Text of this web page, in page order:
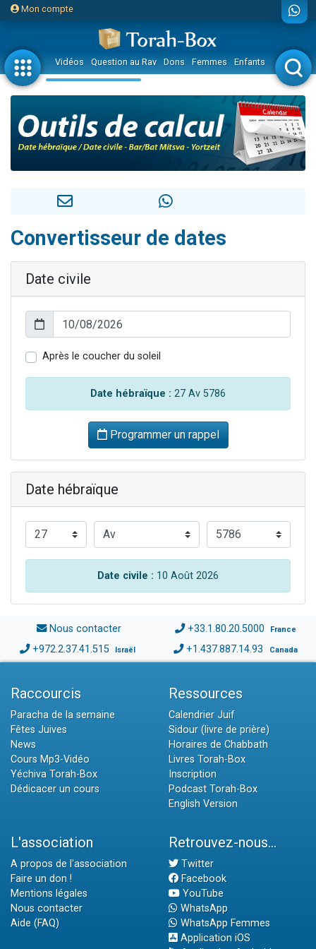
Mon compte
Vidéos Question au Rav Dons Femmes Enfants Etude sur
Convertisseur de dates
Date civile
Après le coucher du soleil
Date hébraïque : 27 Av 5786
Programmer un rappel
Date hébraïque
Date civile : 10 Août 2026
Nous contacter +33.1.80.20.5000 France
+972.2.37.41.515 Israël +1.437.887.14.93 Canada
Raccourcis
Paracha de la semaine
Fêtes Juives
News
Cours Mp3-Vidéo
Yéchiva Torah-Box
Dédicacer un cours
Ressources
Calendrier Juif
Sidour (livre de prière)
Horaires de Chabbath
Livres Torah-Box
Inscription
Podcast Torah-Box
English Version
L'association
A propos de l'association
Faire un don !
Mentions légales
Nous contacter
Aide (FAQ)
Retrouvez-nous...
Twitter
Facebook
YouTube
WhatsApp
WhatsApp Femmes
Application iOS